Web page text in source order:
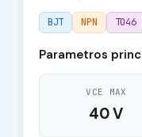
BJT NPN TO46
Parametros
VCE MAX
40 V